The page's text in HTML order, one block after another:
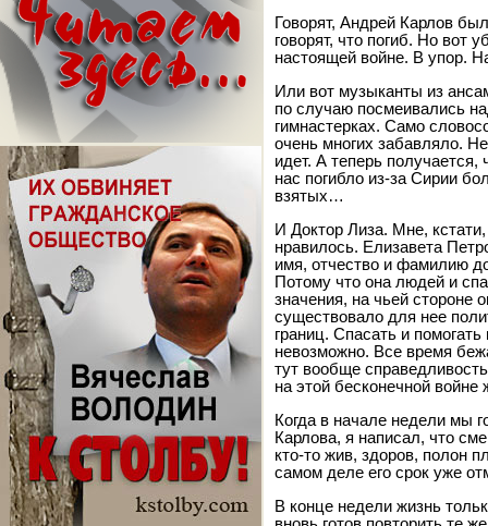
Говорят, Андрей Карлов
говорят, что погиб. Но вот
настоящей войне. В упор.
Или вот музыканты из
по случаю посмеивались
гимнастерках. Само
очень многих забавляло.
идет. А теперь
нас погибло из-за Сирии
взятых…
И Доктор Лиза. Мне,
нравилось. Елизавета
имя, отчество и фамилию
Потому что она людей и
значения, на чьей стороне
существовало для нее
границ. Спасать и
невозможно. Все время
тут вообще
на этой бесконечной
Когда в начале недели мы
Карлова, я написал, что
кто-то жив, здоров, полон
самом деле его срок уже
В конце недели жизнь